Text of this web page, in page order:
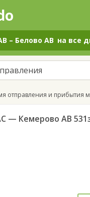
– Белово АВ на все
отправления и прибытия
— Кемерово АВ